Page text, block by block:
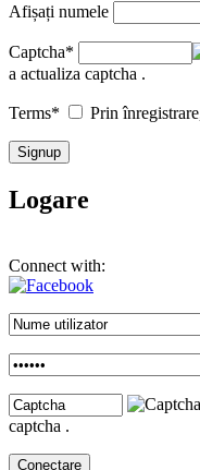
Afișați numele
Captcha*
a actualiza captcha .
Terms* Prin
Logare
Connect with:
captcha .